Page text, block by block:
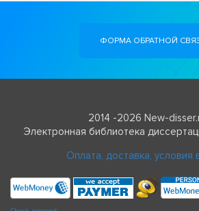
ФОРМА ОБРАТНОЙ
2014 -2026 New-
Электронная библиотека
Оплата, доставка, условия